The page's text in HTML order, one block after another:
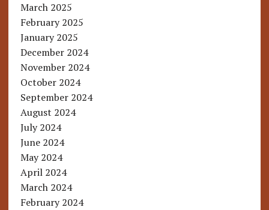
March 2025
February 2025
January 2025
December 2024
November 2024
October 2024
September 2024
August 2024
July 2024
June 2024
May 2024
April 2024
March 2024
February 2024